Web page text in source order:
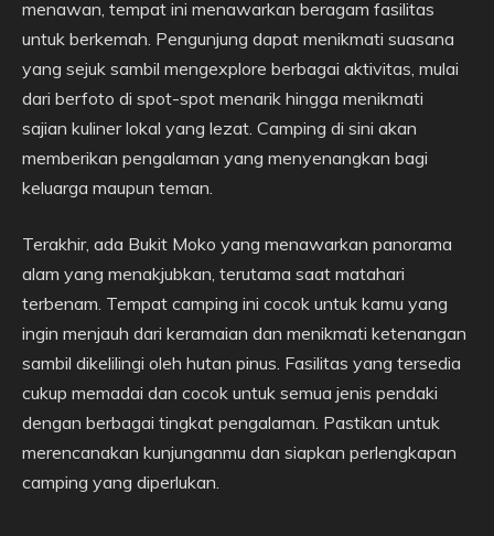
menawan, tempat ini menawarkan beragam fasilitas
untuk berkemah. Pengunjung dapat menikmati suasana
yang sejuk sambil mengexplore berbagai aktivitas, mulai
dari berfoto di spot-spot menarik hingga menikmati
sajian kuliner lokal yang lezat. Camping di sini akan
memberikan pengalaman yang menyenangkan bagi
keluarga maupun teman.
Terakhir, ada Bukit Moko yang menawarkan panorama
alam yang menakjubkan, terutama saat matahari
terbenam. Tempat camping ini cocok untuk kamu yang
ingin menjauh dari keramaian dan menikmati ketenangan
sambil dikelilingi oleh hutan pinus. Fasilitas yang tersedia
cukup memadai dan cocok untuk semua jenis pendaki
dengan berbagai tingkat pengalaman. Pastikan untuk
merencanakan kunjunganmu dan siapkan perlengkapan
camping yang diperlukan.